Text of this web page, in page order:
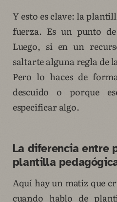
Y esto es clave: la
fuerza. Es un punto
Luego, si en un
saltarte alguna regla de
Pero lo haces de
descuido o porque
especificar algo.
La diferencia entre
plantilla
Aquí hay un matiz que
cuando hablo de